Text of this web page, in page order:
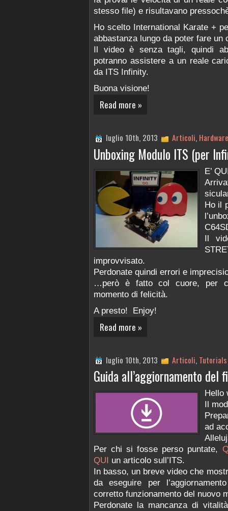
stesso file) e risultavano
Ho scelto International Karate +
abbastanza lungo da poter fare
Il video è senza tagli, quindi
potranno assistere a un reale
da ITS Infinity.
Buona visione!
Read more »
luglio 10th, 2013 Articoli, Hardware
Unboxing Modulo ITS (per
E’
Ho il
Il
improvvisato.
Perdonate quindi errori e
…però è fatto col cuore, per
momento di felicità.
A presto! Enjoy!
Read more »
luglio 10th, 2013 Articoli, Tutorials
Guida all’aggiornamento
Hello
Il
ad
Per chi si fosse perso puntate,
QUI
un articolo sull’ITS.
In basso, un breve video che
da eseguire per
corretto funzionamento del nuovo
Perdonate la mancanza di